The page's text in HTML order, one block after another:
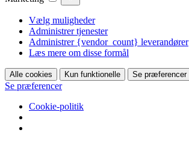
Vælg muligheder
Administrer tjenester
Administrer {vendor_count} leverandører
Læs mere om disse formål
Alle cookies Kun funktionelle Se præferencer
Se præferencer
Cookie-politik